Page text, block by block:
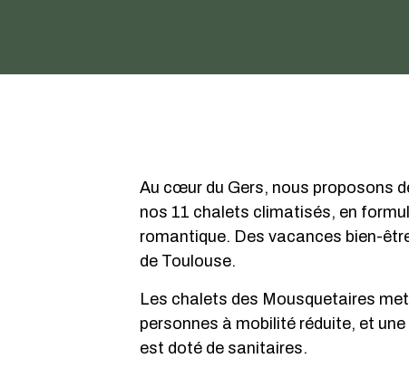
Au cœur du Gers, nous proposons
nos 11 chalets climatisés, en
romantique. Des vacances bien-
de Toulouse.
Les chalets des Mousquetaires
personnes à mobilité réduite, et
est doté de sanitaires.